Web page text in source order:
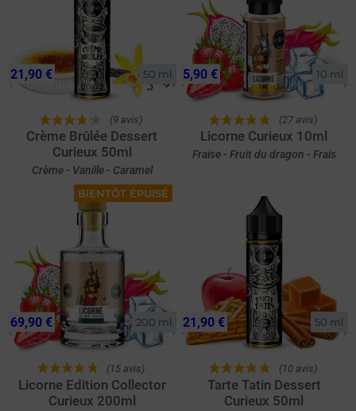
50 ml
(9 avis)
Crème Brûlée Dessert
Curieux 50ml
Crème - Vanille - Caramel
21,90 € 10 ml
(27 avis)
Licorne Curieux 10ml
Fraise - Fruit du dragon - Frais
5,90 €
BIENTÔT ÉPUISÉ
200 ml
(15 avis)
Licorne Edition Collector
Curieux 200ml
69,90 € 50 ml
(10 avis)
Tarte Tatin Dessert
Curieux 50ml
21,90 €